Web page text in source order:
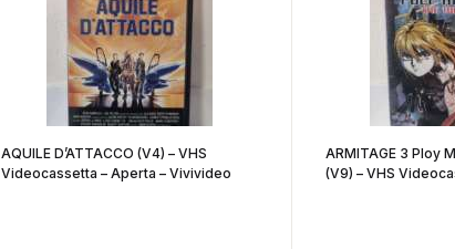
AQUILE D’ATTACCO (V4) – VHS
Videocassetta – Aperta – Vivivideo
ARMITAGE 3 Ploy
(V9) – VHS